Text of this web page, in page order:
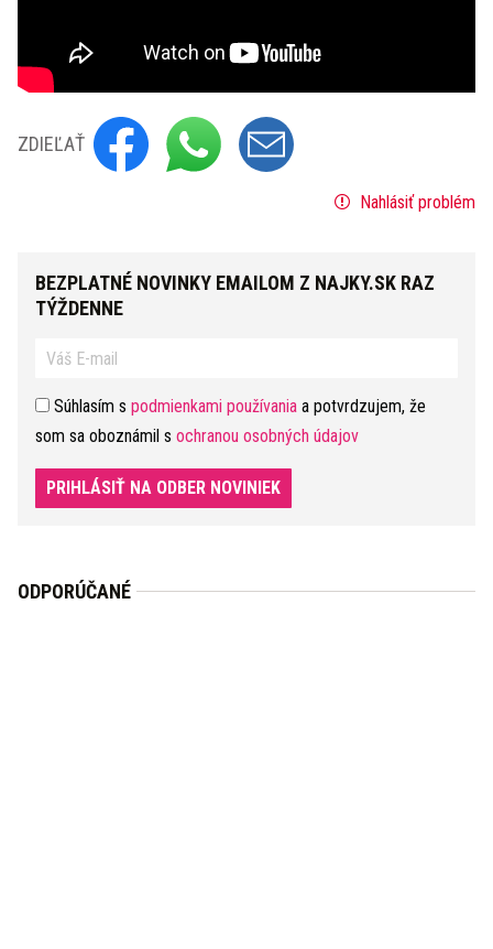
ZDIEĽAŤ
Nahlásiť problém
BEZPLATNÉ NOVINKY EMAILOM Z NAJKY.SK RAZ
TÝŽDENNE
Súhlasím s podmienkami používania a potvrdzujem, že
som sa oboznámil s ochranou osobných údajov
PRIHLÁSIŤ NA ODBER NOVINIEK
ODPORÚČANÉ